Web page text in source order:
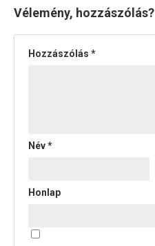
Vélemény, hozzászólás?
Hozzászólás *
Név*
Honlap